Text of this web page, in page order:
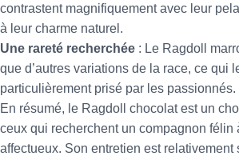
contrastent magnifiquement avec leur
à leur charme naturel.
Une rareté recherchée : Le Ragdoll
que d’autres variations de la race, ce qui
particulièrement prisé par les passionnés.
En résumé, le Ragdoll chocolat est un
ceux qui recherchent un compagnon félin
affectueux. Son entretien est relativement